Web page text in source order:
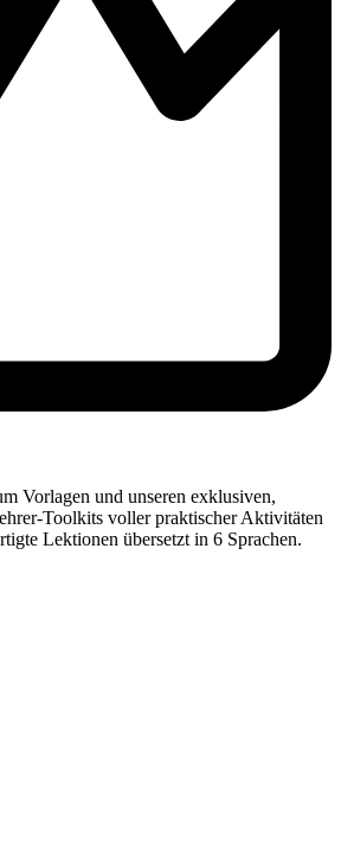
Vorlagen und unseren exklusiven,
Toolkits voller praktischer Aktivitäten
Lektionen übersetzt in 6 Sprachen.